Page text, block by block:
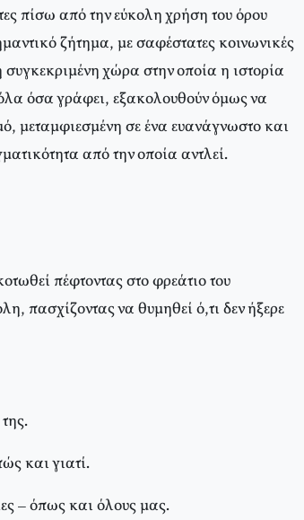
πίσω από την εύκολη χρήση του όρου
ζήτημα, με σαφέστατες κοινωνικές
χώρα στην οποία η ιστορία
όσα γράφει, εξακολουθούν όμως να
μεταμφιεσμένη σε ένα ευανάγνωστο και
από την οποία αντλεί.
πέφτοντας στο φρεάτιο του
πασχίζοντας να θυμηθεί ό,τι δεν ήξερε
και γιατί.
– όπως και όλους μας.